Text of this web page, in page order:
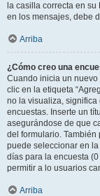
la casilla correcta en
en los mensajes, debe
Arriba
¿Cómo creo una
Cuando inicia un
clic en la etiqueta
no la visualiza,
encuestas. Inserte un
asegurándose de que
del formulario.
puede seleccionar en la
días para la encuesta
permitir a lo usuarios
Arriba